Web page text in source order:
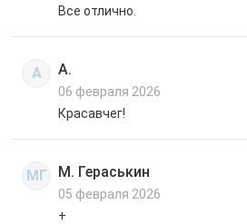
Все отлично.
А А.
06 февраля 2026
Красавчег!
МГ М. Гераськин
05 февраля 2026
+